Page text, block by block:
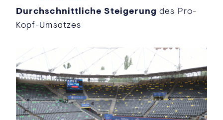
Durchschnittliche Steigerung des Pro-
Kopf-Umsatzes